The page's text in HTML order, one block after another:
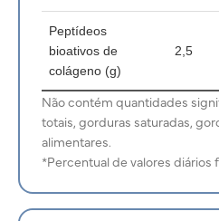
Peptídeos
bioativos de
colágeno (g)
2,5
Não contém quantidades
totais, gorduras saturadas,
alimentares.
*Percentual de valores diários